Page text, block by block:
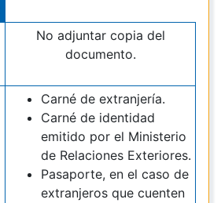
No adjuntar copia del
documento.
Carné de extranjería.
Carné de identidad
emitido por el Ministerio
de Relaciones Exteriores.
Pasaporte, en el caso de
extranjeros que cuenten